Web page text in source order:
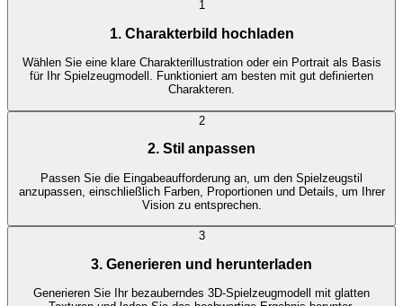
1
1. Charakterbild hochladen
Wählen Sie eine klare Charakterillustration oder ein Portrait als Basis
für Ihr Spielzeugmodell. Funktioniert am besten mit gut definierten
Charakteren.
2
2. Stil anpassen
Passen Sie die Eingabeaufforderung an, um den Spielzeugstil
anzupassen, einschließlich Farben, Proportionen und Details, um Ihrer
Vision zu entsprechen.
3
3. Generieren und herunterladen
Generieren Sie Ihr bezauberndes 3D-Spielzeugmodell mit glatten